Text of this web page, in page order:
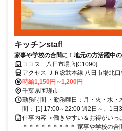
キッチンstaff
家事や学校の合間に！地元の方活躍中
生さん歓迎！ディナー帯募集＊マニュ
心◎短期OK！
ココス 八日市場店[C1090]
アクセス ＪＲ総武本線 八日市場北
徒歩約32分、ＪＲ総武本線 干潟徒歩
分/国道126号線
時給1,150円～1,200円
千葉県匝瑳市
勤務時間 ・勤務曜日：月・火・水・
間： [1] 17:00～22:00 週2日～、1日
仕事内容 ＜働きやすい＆お得がいっ
＊＊＊＊＊＊＊＊＊ 家事や学校の